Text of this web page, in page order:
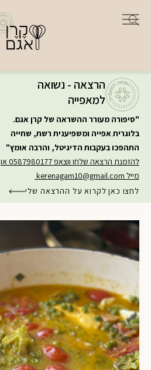
הרצאה - נשואה
למאפייה
"סיפורה מעורר ההשראה של קרן אגם.
בלוגרית אפייה ומשפיענית רשת, שחייה
התהפכו בעקבות הדיגיטל, והרבה אומץ"
להזמנת הרצאה שלחו ווצאפ 0587980177 או
מייל kerenagam10@gmail.com
לחצו כאן לקרוא על ההרצאה שלי